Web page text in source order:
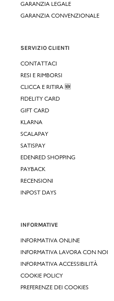
GARANZIA LEGALE
GARANZIA CONVENZIONALE
SERVIZIO CLIENTI
CONTATTACI
RESI E RIMBORSI
CLICCA E RITIRA 🆕
FIDELITY CARD
GIFT CARD
KLARNA
SCALAPAY
SATISPAY
EDENRED SHOPPING
PAYBACK
RECENSIONI
INPOST DAYS
INFORMATIVE
INFORMATIVA ONLINE
INFORMATIVA LAVORA CON NOI
INFORMATIVA ACCESSIBILITÀ
COOKIE POLICY
PREFERENZE DEI COOKIES